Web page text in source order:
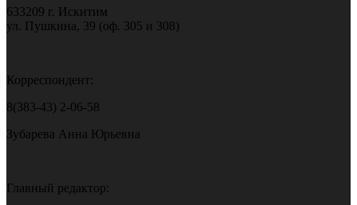
633209 г. Искитим
ул. Пушкина, 39 (оф. 305 и 308)
Корреспондент:
8(383-43) 2-06-58
Зубарева Анна Юрьевна
Главный редактор: